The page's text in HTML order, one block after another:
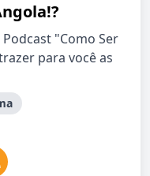
"Como Ser
para você as